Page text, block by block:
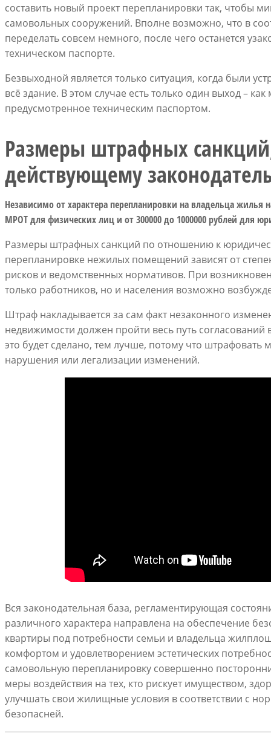
составить новый проект перепланировки так, чтобы
самовольных сооружений. Вполне возможно, что в
переделать совсем немного, после чего останется
техническом паспорте.
Безвыходной является только ситуация, когда были
всё здание. В этом случае есть только один выход –
предусмотренное техническим паспортом.
Размеры штрафных
действующему
Независимо от характера перепланировки на владельца
МРОТ для физических лиц и от 300000 до 1000000 рублей для
Размеры штрафных санкций по отношению к
перепланировке нежилых помещений зависят от
рисков и ведомственных нормативов. При
только работников, но и населения возможно
Штраф накладывается за сам факт незаконного
недвижимости должен пройти весь путь
это будет сделано, тем лучше, потому что штрафовать
нарушения или легализации изменений.
Вся законодательная база, регламентирующая
различного характера направлена на обеспечение
квартиры под потребности семьи и владельца
комфортом и удовлетворением эстетических
самовольную перепланировку совершенно
меры воздействия на тех, кто рискует имуществом,
улучшать свои жилищные условия в соответствии с
безопасней.